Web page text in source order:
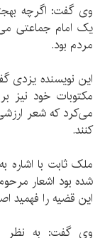
وی گفت: اگرچه
یک امام جماعتی
مردم بود.
این نویسنده یزدی
مکتوبات خود نیز
می‌کرد که شعر
کنند.
ملک ثابت با
شده بود اشعار
این قضیه را فهمید
وی گفت: به نظر